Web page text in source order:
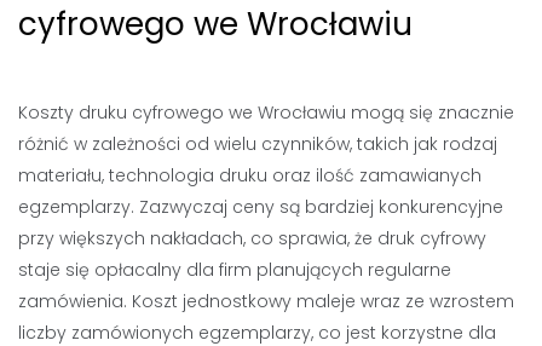
cyfrowego we Wrocławiu
Koszty druku cyfrowego we Wrocławiu mogą się znacznie
różnić w zależności od wielu czynników, takich jak rodzaj
materiału, technologia druku oraz ilość zamawianych
egzemplarzy. Zazwyczaj ceny są bardziej konkurencyjne
przy większych nakładach, co sprawia, że druk cyfrowy
staje się opłacalny dla firm planujących regularne
zamówienia. Koszt jednostkowy maleje wraz ze wzrostem
liczby zamówionych egzemplarzy, co jest korzystne dla